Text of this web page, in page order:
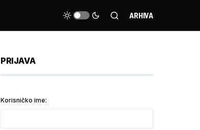
ARHIVA
PRIJAVA
Korisničko ime: